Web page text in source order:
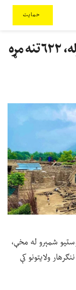
حمایت
د افغانستان ختیځ کې مرګونې زلزله، ۶۲۲ تنه مړه
شمېرو له مخې،
ولایتونو کې